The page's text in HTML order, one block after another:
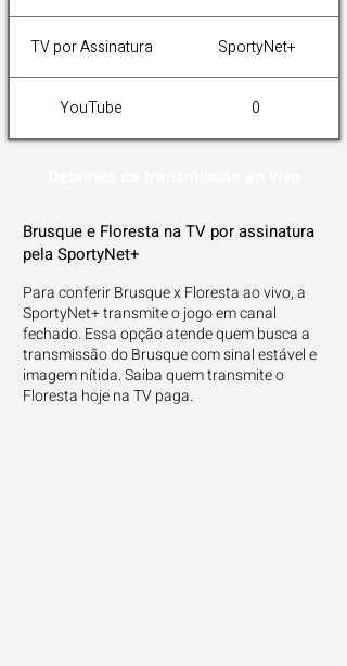
TV por Assinatura SportyNet+
YouTube 0
Brusque e Floresta na TV por assinatura
pela SportyNet+
Para conferir Brusque x Floresta ao vivo, a
SportyNet+ transmite o jogo em canal
fechado. Essa opção atende quem busca a
transmissão do Brusque com sinal estável e
imagem nítida. Saiba quem transmite o
Floresta hoje na TV paga.